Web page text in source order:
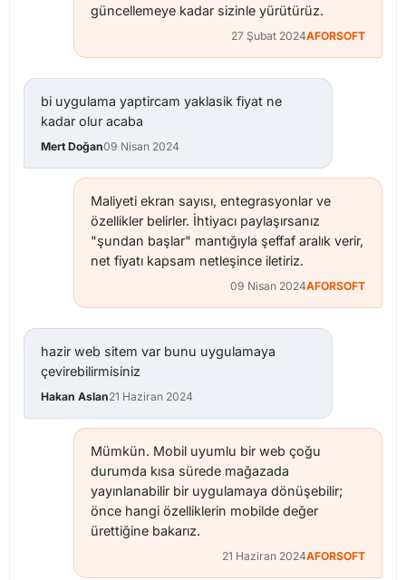
güncellemeye kadar sizinle yürütürüz.
27 Şubat 2024AFORSOFT
bi uygulama yaptircam yaklasik fiyat ne
kadar olur acaba
Mert Doğan09 Nisan 2024
Maliyeti ekran sayısı, entegrasyonlar ve
özellikler belirler. İhtiyacı paylaşırsanız
"şundan başlar" mantığıyla şeffaf aralık verir,
net fiyatı kapsam netleşince iletiriz.
09 Nisan 2024AFORSOFT
hazir web sitem var bunu uygulamaya
çevirebilirmisiniz
Hakan Aslan21 Haziran 2024
Mümkün. Mobil uyumlu bir web çoğu
durumda kısa sürede mağazada
yayınlanabilir bir uygulamaya dönüşebilir;
önce hangi özelliklerin mobilde değer
ürettiğine bakarız.
21 Haziran 2024AFORSOFT